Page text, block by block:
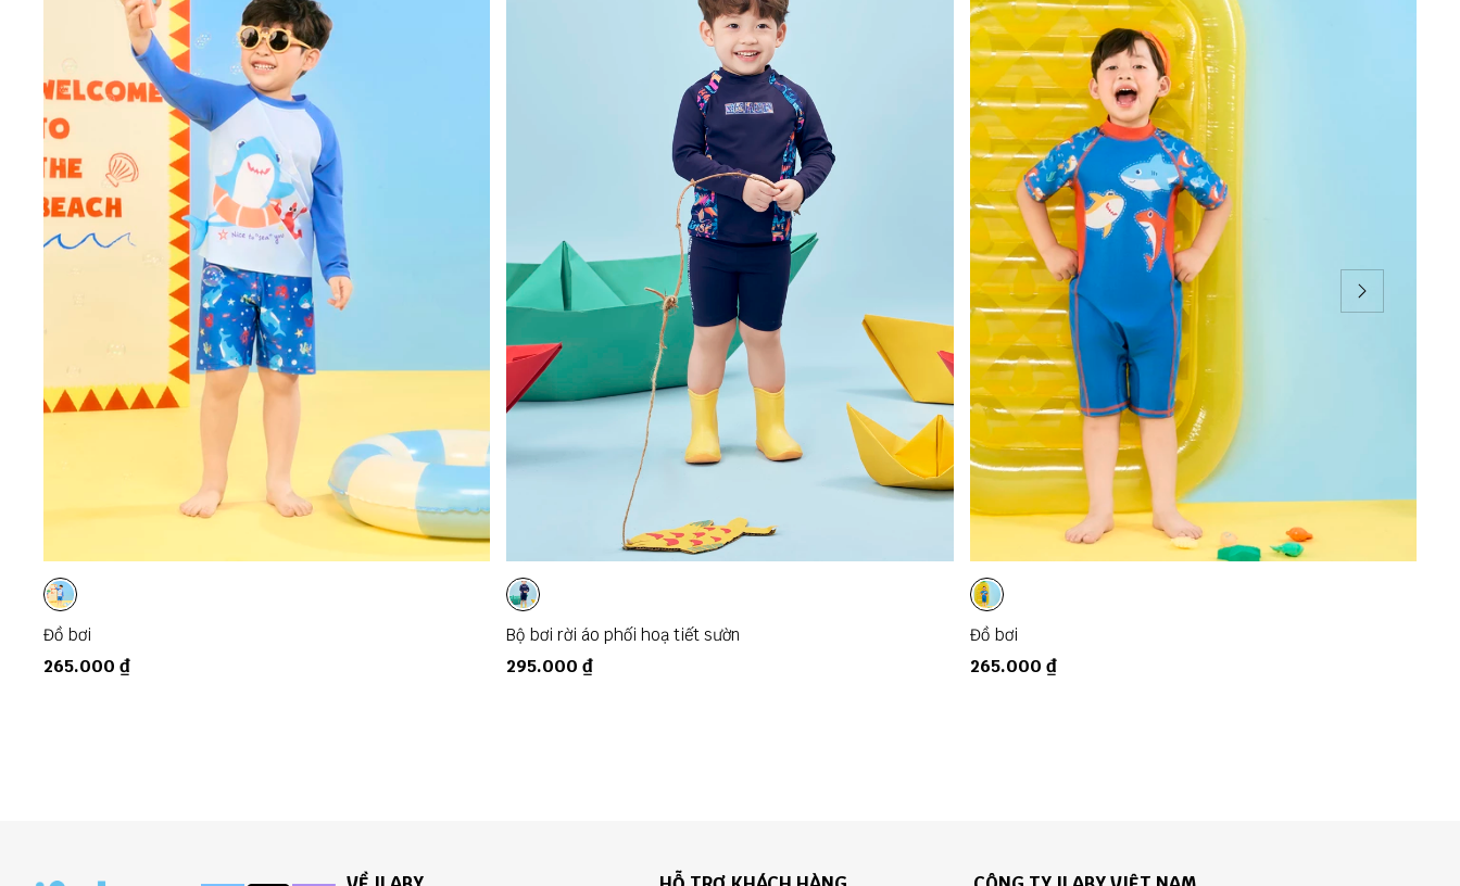
04 05
08
14
Đồ bơi
265.000 ₫
03
06
10 12
Bộ bơi rời áo phối hoạ tiết sườn
295.000 ₫
02 03 04 05
08
10 12
Đồ bơi
265.000 ₫